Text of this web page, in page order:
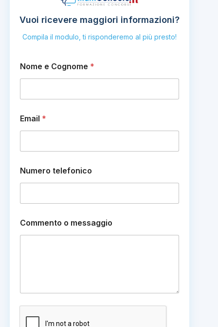
Vuoi ricevere maggiori informazioni?
Compila il modulo, ti risponderemo al più presto!
E
m
E
m
a
l
Nome e Cognome *
Email *
Numero telefonico
Commento o messaggio